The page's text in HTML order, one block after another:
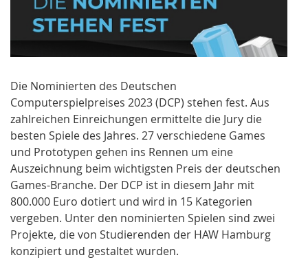
Die Nominierten des Deutschen
Computerspielpreises 2023 (DCP) stehen fest. Aus
zahlreichen Einreichungen ermittelte die Jury die
besten Spiele des Jahres. 27 verschiedene Games
und Prototypen gehen ins Rennen um eine
Auszeichnung beim wichtigsten Preis der deutschen
Games-Branche. Der DCP ist in diesem Jahr mit
800.000 Euro dotiert und wird in 15 Kategorien
vergeben. Unter den nominierten Spielen sind zwei
Projekte, die von Studierenden der HAW Hamburg
konzipiert und gestaltet wurden.